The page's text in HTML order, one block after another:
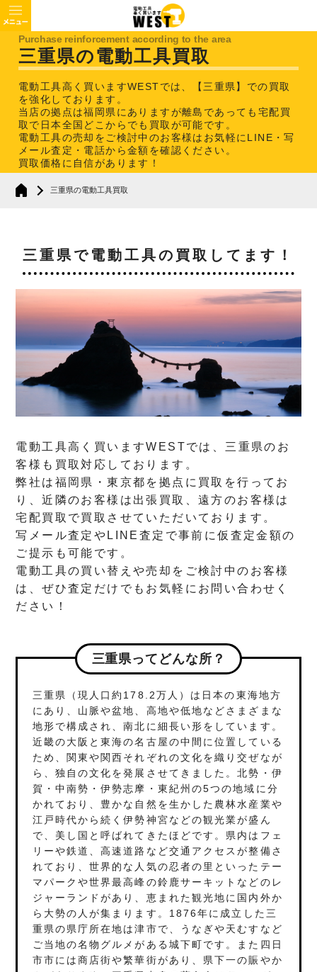
三重県の電動工具買取
電動工具高く買いますWESTでは、【三重県】での買取
を強化しております。
当店の拠点は福岡県にありますが離島であっても宅配買
取で日本全国どこからでも買取が可能です。
電動工具の売却をご検討中のお客様はお気軽にLINE・写
メール査定・電話から金額を確認ください。
買取価格に自信があります！
三重県の電動工具買取
三重県で電動工具の買取してます！
電動工具高く買いますWESTでは、三重県のお
客様も買取対応しております。
弊社は福岡県・東京都を拠点に買取を行ってお
り、近隣のお客様は出張買取、遠方のお客様は
宅配買取で買取させていただいております。
写メール査定やLINE査定で事前に仮査定金額の
ご提示も可能です。
電動工具の買い替えや売却をご検討中のお客様
は、ぜひ査定だけでもお気軽にお問い合わせく
ださい！
三重県ってどんな所？
三重県（現人口約178.2万人）は日本の東海地方
にあり、山脈や盆地、高地や低地などさまざまな
地形で構成され、南北に細長い形をしています。
近畿の大阪と東海の名古屋の中間に位置している
ため、関東や関西それぞれの文化を織り交ぜなが
ら、独自の文化を発展させてきました。北勢・伊
賀・中南勢・伊勢志摩・東紀州の5つの地域に分
かれており、豊かな自然を生かした農林水産業や
江戸時代から続く伊勢神宮などの観光業が盛ん
で、美し国と呼ばれてきたほどです。県内はフェ
リーや鉄道、高速道路など交通アクセスが整備さ
れており、世界的な人気の忍者の里といったテー
マパークや世界最高峰の鈴鹿サーキットなどのレ
ジャーランドがあり、恵まれた観光地に国内外か
ら大勢の人が集まります。1876年に成立した三
重県の県庁所在地は津市で、うなぎや天むすなど
ご当地の名物グルメがある城下町です。また四日
市市には商店街や繁華街があり、県下一の賑やか